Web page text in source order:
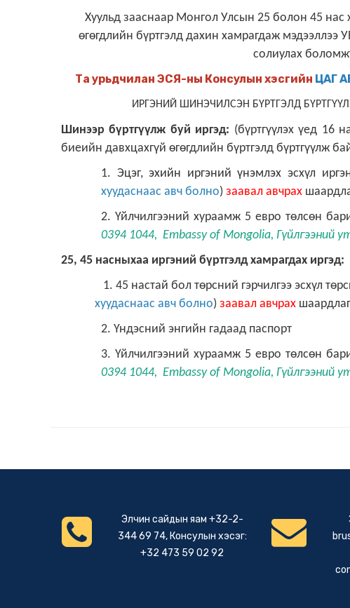
Хуульд зааснаар Монгол Улсын 25 болон 45 нас
өгөгдлийн бүртгэлд дахин хамрагдаж мэдээллээ
солиулах
Та урьдчилан ЭСЯ-ны Консулын хэсгийн ЦАГ
ИРГЭНИЙ ШИНЭЧИЛСЭН БҮРТГЭЛД
Шинээр бүртгүүлж буй иргэд: (бүртгүүлэх үед 16
биеийн давхцахгүй өгөгдлийн бүртгэлд бүртгүүлж
1. Эцэг, эхийн иргэний үнэмлэх эсхүл
хуудаснаас авч болно) заавал авчрах
2. Үйлчилгээний хураамж 5 евро төлсөн
0394 1044, Embassy of Mongolia, Гүйлгээний
25, 45 насныхаа иргэний бүртгэлд хамрагдах иргэд:
1. 45 настай бол төрсний гэрчилгээ эсхүл
хуудаснаас авч болно) заавал авчрах
2. Үндэсний энгийн гадаад паспорт
3. Үйлчилгээний хураамж 5 евро төлсөн
0394 1044, Embassy of Mongolia, Гүйлгээний
Элчин сайдын яам +32-2-
344 69 74, Консулын хэсэг:
+32 473 59 02 92